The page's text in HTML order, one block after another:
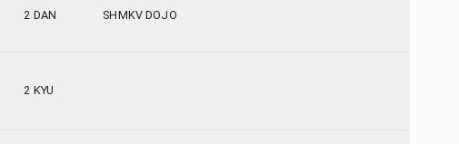
2 DAN SHMKV DOJO
2 KYU